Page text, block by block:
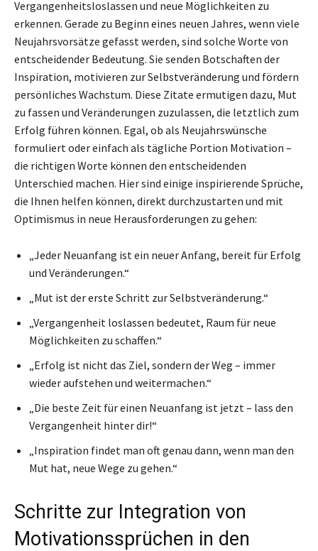
Vergangenheitsloslassen und neue Möglichkeiten zu
erkennen. Gerade zu Beginn eines neuen Jahres, wenn viele
Neujahrsvorsätze gefasst werden, sind solche Worte von
entscheidender Bedeutung. Sie senden Botschaften der
Inspiration, motivieren zur Selbstveränderung und fördern
persönliches Wachstum. Diese Zitate ermutigen dazu, Mut
zu fassen und Veränderungen zuzulassen, die letztlich zum
Erfolg führen können. Egal, ob als Neujahrswünsche
formuliert oder einfach als tägliche Portion Motivation –
die richtigen Worte können den entscheidenden
Unterschied machen. Hier sind einige inspirierende Sprüche,
die Ihnen helfen können, direkt durchzustarten und mit
Optimismus in neue Herausforderungen zu gehen:
„Jeder Neuanfang ist ein neuer Anfang, bereit für Erfolg
und Veränderungen.“
„Mut ist der erste Schritt zur Selbstveränderung.“
„Vergangenheit loslassen bedeutet, Raum für neue
Möglichkeiten zu schaffen.“
„Erfolg ist nicht das Ziel, sondern der Weg – immer
wieder aufstehen und weitermachen.“
„Die beste Zeit für einen Neuanfang ist jetzt – lass den
Vergangenheit hinter dir!“
„Inspiration findet man oft genau dann, wenn man den
Mut hat, neue Wege zu gehen.“
Schritte zur Integration von
Motivationssprüchen in den